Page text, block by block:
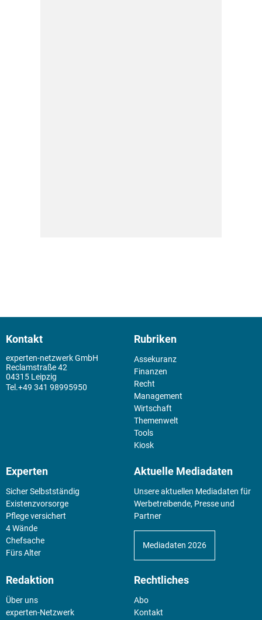
Kontakt
experten-netzwerk GmbH
Reclamstraße 42
04315 Leipzig
+49 341 98995950
Rubriken
Assekuranz
Finanzen
Recht
Management
Wirtschaft
Themenwelt
Tools
Kiosk
Experten
Sicher Selbstständig
Existenz­vorsorge
Pflege versichert
4 Wände
Chefsache
Fürs Alter
Aktuelle Mediadaten
Unsere aktuellen Mediadaten für
Werbetreibende, Presse und
Partner
Mediadaten 2026
Redaktion
Über uns
experten-Netzwerk
Rechtliches
Abo
Kontakt